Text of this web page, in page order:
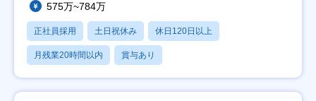
575万~784万
正社員採用 土日祝休み 休日120日以上
月残業20時間以内 賞与あり